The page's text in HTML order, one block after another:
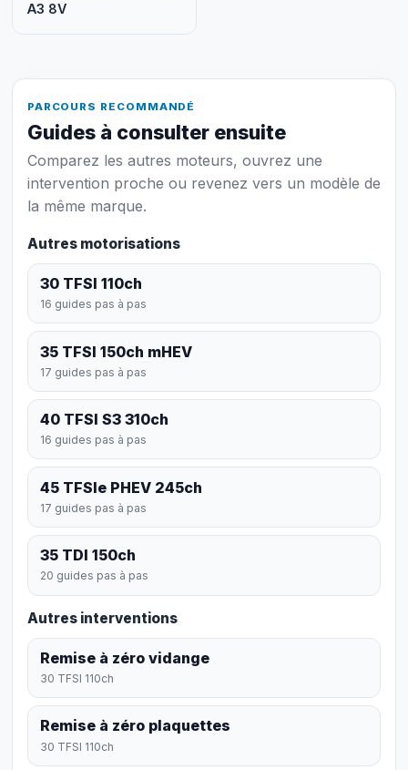
A3 8V
PARCOURS RECOMMANDÉ
Guides à consulter ensuite
Comparez les autres moteurs, ouvrez une
intervention proche ou revenez vers un modèle de
la même marque.
Autres motorisations
30 TFSI 110ch
16 guides pas à pas
35 TFSI 150ch mHEV
17 guides pas à pas
40 TFSI S3 310ch
16 guides pas à pas
45 TFSIe PHEV 245ch
17 guides pas à pas
35 TDI 150ch
20 guides pas à pas
Autres interventions
Remise à zéro vidange
30 TFSI 110ch
Remise à zéro plaquettes
30 TFSI 110ch